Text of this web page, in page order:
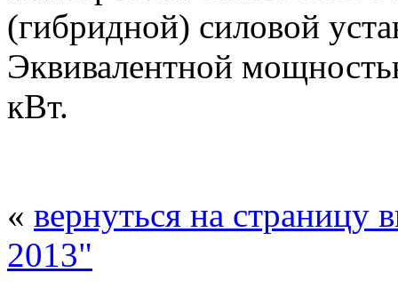
(гибридной) силовой
Эквивалентной
кВт.
« вернуться на страницу
2013"